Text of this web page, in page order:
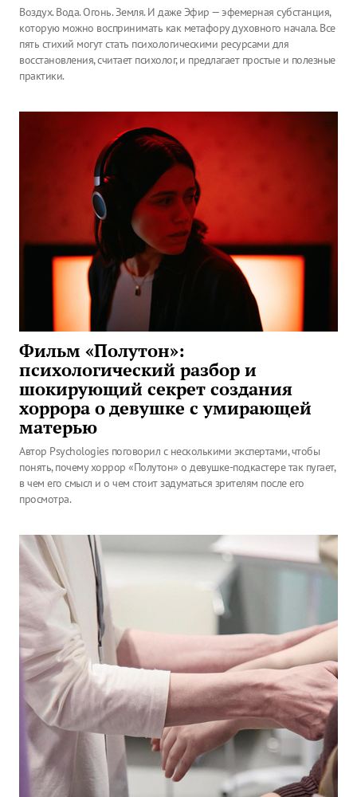
Воздух. Вода. Огонь. Земля. И даже Эфир — эфемерная субстанция,
которую можно воспринимать как метафору духовного начала. Все
пять стихий могут стать психологическими ресурсами для
восстановления, считает психолог, и предлагает простые и полезные
практики.
Фильм «Полутон»:
психологический разбор и
шокирующий секрет создания
хоррора о девушке с умирающей
матерью
Автор Psychologies поговорил с несколькими экспертами, чтобы
понять, почему хоррор «Полутон» о девушке-подкастере так пугает,
в чем его смысл и о чем стоит задуматься зрителям после его
просмотра.